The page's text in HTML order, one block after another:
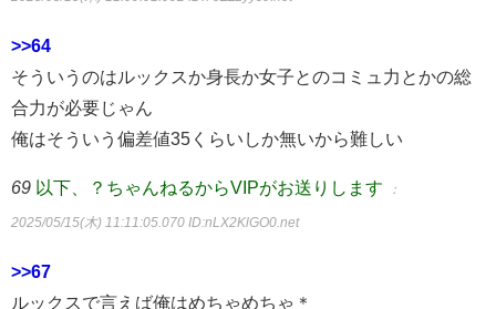
>>64
そういうのはルックスか身長か女子とのコミュ力とかの総
合力が必要じゃん
俺はそういう偏差値35くらいしか無いから難しい
69 以下、？ちゃんねるからVIPがお送りします ：
2025/05/15(木) 11:11:05.070 ID:nLX2KlGO0.net
>>67
ルックスで言えば俺はめちゃめちゃ＊